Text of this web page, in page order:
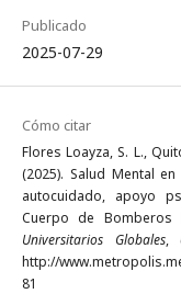
Publicado
2025-07-29
Cómo citar
Flores Loayza, S. L.,
(2025). Salud Mental
autocuidado, apoyo
Cuerpo de
Universitarios Globales,
http://
81